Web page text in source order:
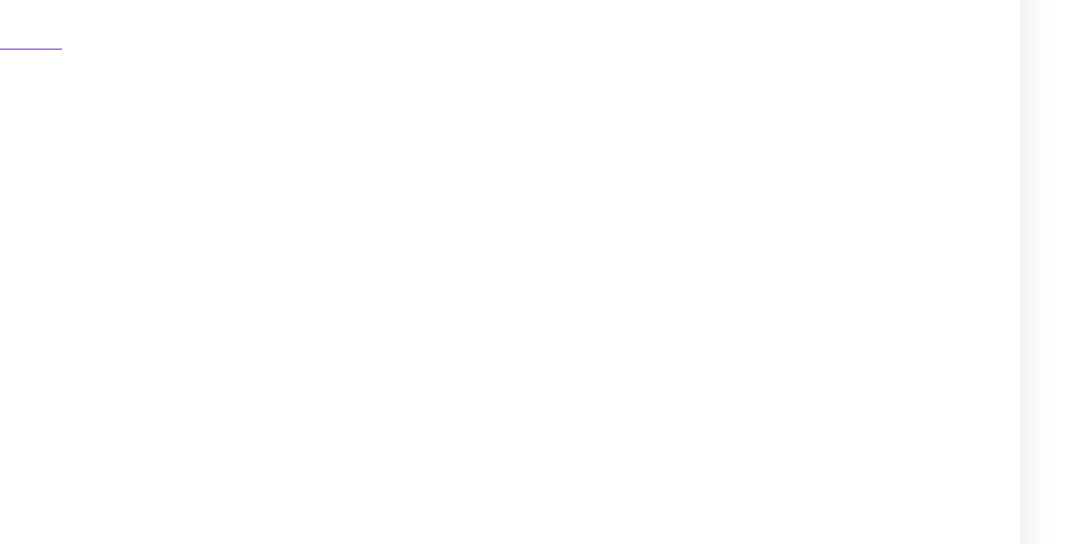
Proizvod predstavlja
za žene u
kostiju i zuba,
jačanje imunog
(kalcijum-
oksid,